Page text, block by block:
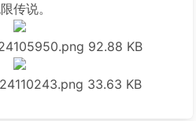
传说。
92.88 KB
33.63 KB